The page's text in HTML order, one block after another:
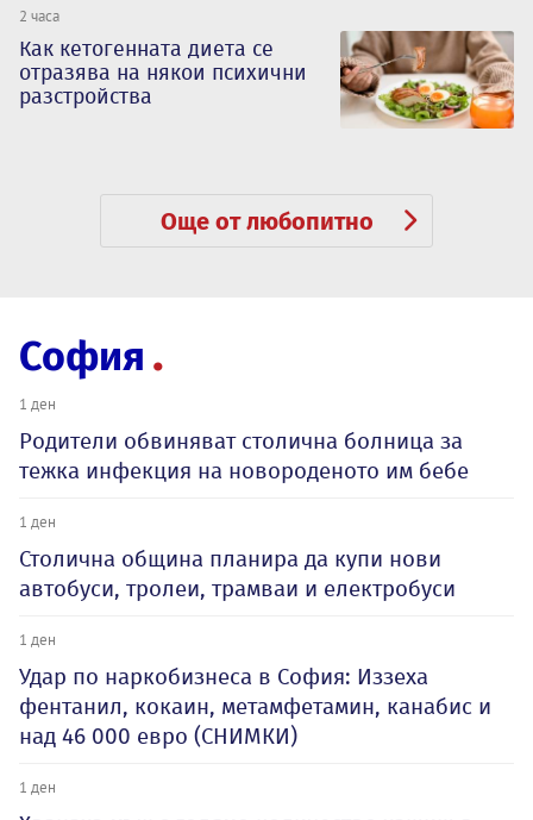
2 часа
Как кетогенната диета се
отразява на някои психични
разстройства
Още от любопитно
София
1 ден
Родители обвиняват столична болница за
тежка инфекция на новороденото им бебе
1 ден
Столична община планира да купи нови
автобуси, тролеи, трамваи и електробуси
1 ден
Удар по наркобизнеса в София: Иззеха
фентанил, кокаин, метамфетамин, канабис и
над 46 000 евро (СНИМКИ)
1 ден